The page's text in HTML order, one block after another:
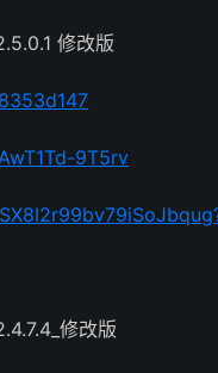
修改版
9T5rv
修改版